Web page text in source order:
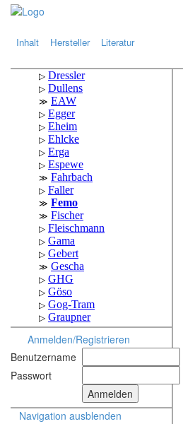
Inhalt Hersteller Literatur
Anmelden/Registrieren
Benutzername
Passwort
Navigation ausblenden